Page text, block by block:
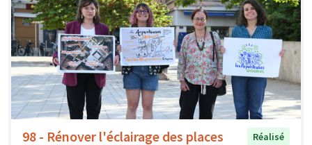
98 - Rénover l'éclairage des places Réalisé